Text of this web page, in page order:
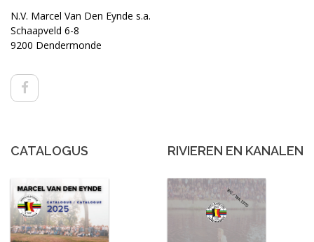
N.V. Marcel Van Den Eynde s.a.
Schaapveld 6-8
9200 Dendermonde
CATALOGUS RIVIEREN EN KANALEN